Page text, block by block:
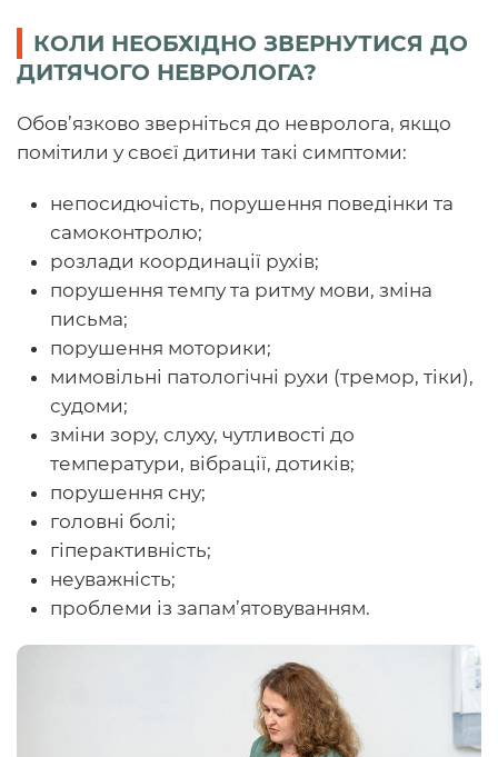
КОЛИ НЕОБХІДНО ЗВЕРНУТИСЯ ДО
ДИТЯЧОГО НЕВРОЛОГА?
Обов’язково зверніться до невролога, якщо
помітили у своєї дитини такі симптоми:
непосидючість, порушення поведінки та
самоконтролю;
розлади координації рухів;
порушення темпу та ритму мови, зміна
письма;
порушення моторики;
мимовільні патологічні рухи (тремор, тіки),
судоми;
зміни зору, слуху, чутливості до
температури, вібрації, дотиків;
порушення сну;
головні болі;
гіперактивність;
неуважність;
проблеми із запам’ятовуванням.